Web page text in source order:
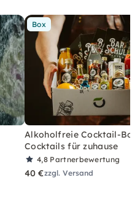
Box
Alkoholfreie Cocktail-Box
Cocktails für zuhause
4,8 Partnerbewertung
40 €zzgl. Versand